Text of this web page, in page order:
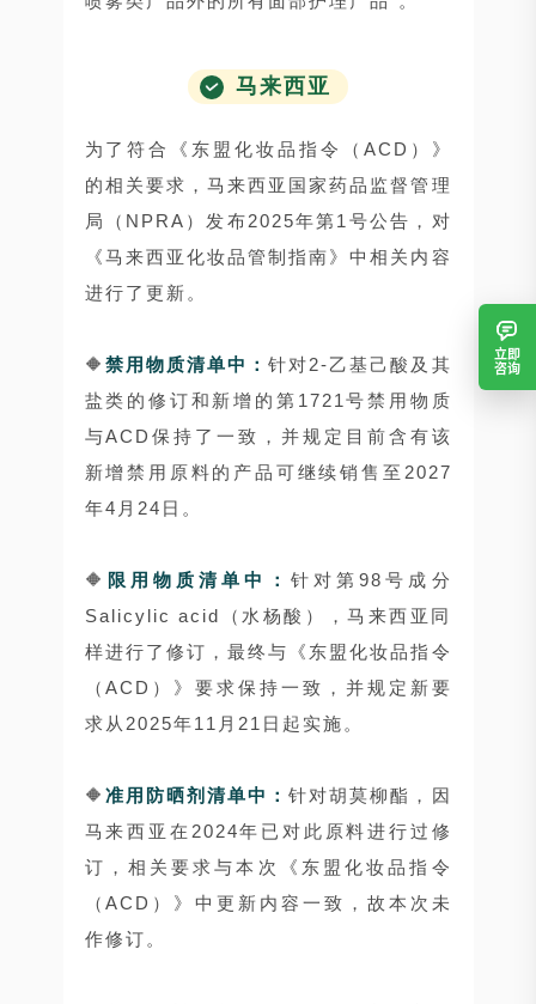
马来西亚
为了符合《东盟化妆品指令（ACD）》
的相关要求，马来西亚国家药品监督管理
局（NPRA）发布2025年第1号公告，对
《马来西亚化妆品管制指南》中相关内容
进行了更新。
🔶 禁用物质清单中：针对2-乙基己酸及其
盐类的修订和新增的第1721号禁用物质
与ACD保持了一致，并规定目前含有该
新增禁用原料的产品可继续销售至2027
年4月24日。
🔶 限用物质清单中： 针对第98号成分
Salicylic acid（水杨酸），马来西亚同
样进行了修订，最终与《东盟化妆品指令
（ACD）》要求保持一致，并规定新要
求从2025年11月21日起实施。
🔶 准用防晒剂清单中：针对胡莫柳酯，因
马来西亚在2024年已对此原料进行过修
订，相关要求与本次《东盟化妆品指令
（ACD）》中更新内容一致，故本次未
作修订。
立即
咨询